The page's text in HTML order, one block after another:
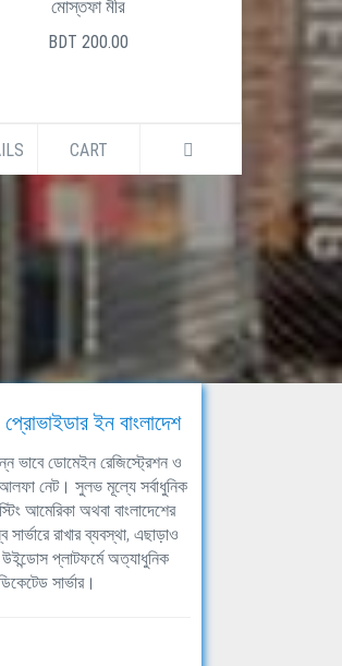
মোস্তফা মীর
BDT 200.00
CART DETAILS
ইন বাংলাদেশ
ভাবে ডোমেইন রেজিস্ট্রেশন ও
নেট। সুলভ মূল্যে সর্বাধুনিক
আমেরিকা অথবা বাংলাদেশের
রাখার ব্যবস্থা, এছাড়াও
প্লাটফর্মে অত্যাধুনিক
সার্ভার।